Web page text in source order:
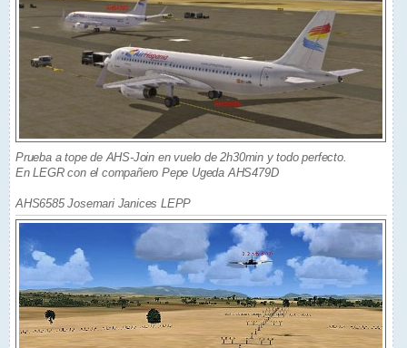
Prueba a tope de AHS-Join en vuelo de 2h30min y todo perfecto.
En LEGR con el compañero Pepe Ugeda AHS479D
AHS6585 Josemari Janices LEPP